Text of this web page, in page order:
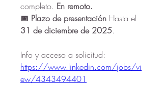
completo. En remoto.
📅 Plazo de presentación
31 de diciembre de 2025.
https://www.linkedin.com/jobs/vi
ew/4343494401